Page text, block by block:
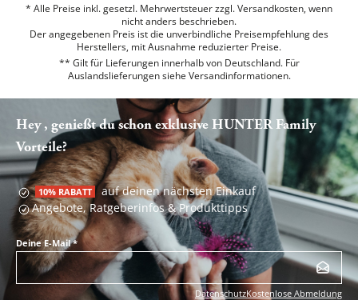
* Alle Preise inkl. gesetzl. Mehrwertsteuer zzgl. Versandkosten, wenn
nicht anders beschrieben.
Der angegebenen Preis ist die unverbindliche Preisempfehlung des
Herstellers, mit Ausnahme reduzierter Preise.
** Gilt für Lieferungen innerhalb von Deutschland. Für
Auslandslieferungen siehe Versandinformationen.
Hey , genießt du schon exklusive HUNTER Family
Vorteile?
10% RABATT auf deinen nächsten Einkauf
Angebote, Ratgeberinfos & Produkttipps
Deine E-Mail*
DatenschutzKostenlose Abmeldung